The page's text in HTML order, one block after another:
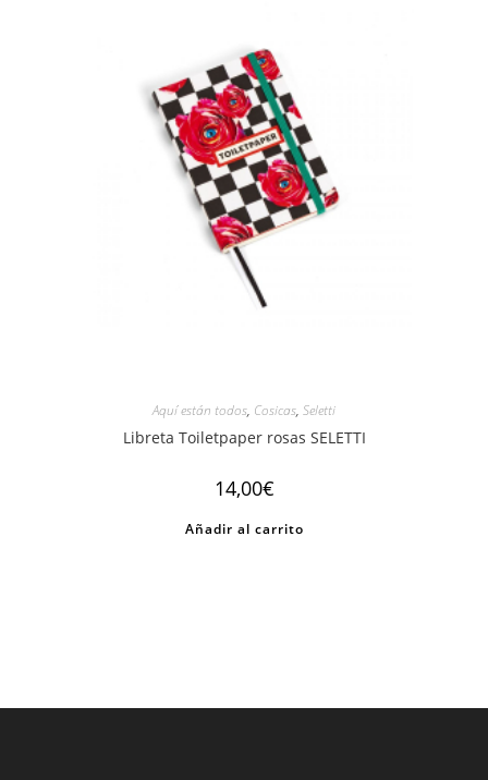
Aquí están todos, Cosicas, Seletti
Libreta Toiletpaper rosas SELETTI
14,00€
Añadir al carrito